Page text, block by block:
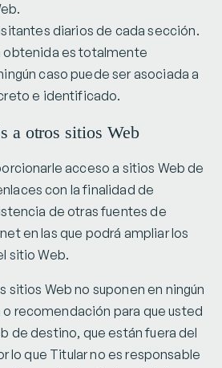
diarios de cada sección.
obtenida es totalmente
caso puede ser asociada a
e identificado.
a otros sitios Web
acceso a sitios Web de
con la finalidad de
de otras fuentes de
en las que podrá ampliar los
sitio Web.
sitios Web no suponen en ningún
o recomendación para que usted
de destino, que están fuera del
lo que Titular no es responsable